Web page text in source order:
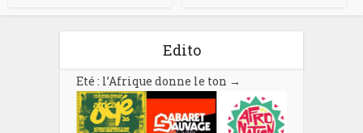
Edito
Eté : l’Afrique donne le ton →